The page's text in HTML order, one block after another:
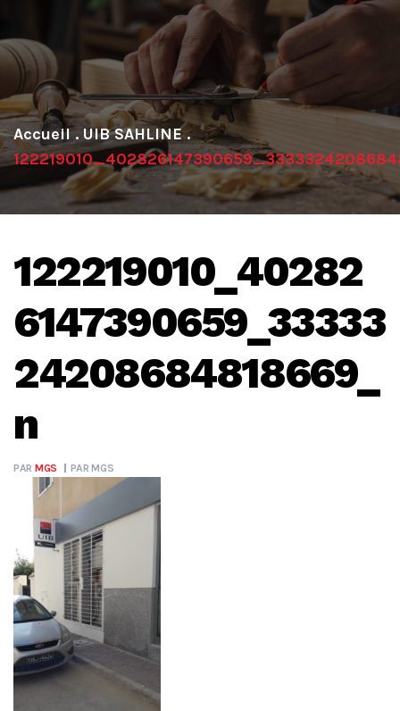
. UIB SAHLINE .
122219010_40282
6147390659_33333
24208684818669_
n
PAR MGS PARMGS